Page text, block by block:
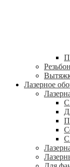
Лазерное
С
С